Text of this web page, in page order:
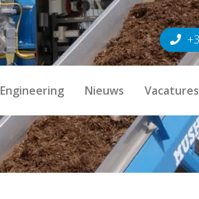
Engineering Nieuws Vacatures